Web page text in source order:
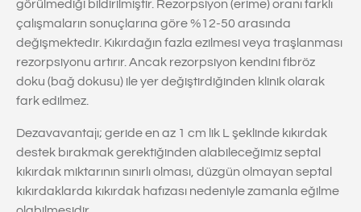
görülmediği bildirilmiştir. Rezorpsiyon (erime) oranı farklı
çalışmaların sonuçlarına göre %12-50 arasında
değişmektedir. Kıkırdağın fazla ezilmesi veya traşlanması
rezorpsiyonu artırır. Ancak rezorpsiyon kendini fibröz
doku (bağ dokusu) ile yer değiştirdiğinden klinik olarak
fark edilmez.
Dezavavantajı; geride en az 1 cm lik L şeklinde kıkırdak
destek bırakmak gerektiğinden alabileceğimiz septal
kıkırdak miktarının sınırlı olması, düzgün olmayan septal
kıkırdaklarda kıkırdak hafızası nedeniyle zamanla eğilme